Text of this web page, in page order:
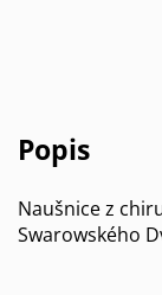
Popis
Naušnice z
Swarowského